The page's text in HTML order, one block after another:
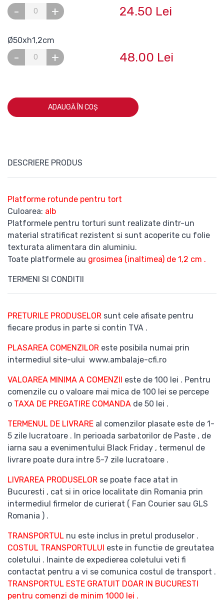
- + 24.50 Lei
Ø50xh1,2cm
- + 48.00 Lei
ADAUGĂ ÎN COȘ
DESCRIERE PRODUS
Platforme rotunde pentru tort
Culoarea: alb
Platformele pentru torturi sunt realizate dintr-un
material stratificat rezistent si sunt acoperite cu folie
texturata alimentara din aluminiu.
Toate platformele au grosimea (inaltimea) de 1,2 cm .
TERMENI SI CONDITII
PRETURILE PRODUSELOR sunt cele afisate pentru
fiecare produs in parte si contin TVA .
PLASAREA COMENZILOR este posibila numai prin
intermediul site-ului www.ambalaje-cfi.ro
VALOAREA MINIMA A COMENZII este de 100 lei . Pentru
comenzile cu o valoare mai mica de 100 lei se percepe
o TAXA DE PREGATIRE COMANDA de 50 lei .
TERMENUL DE LIVRARE al comenzilor plasate este de 1-
5 zile lucratoare . In perioada sarbatorilor de Paste , de
iarna sau a evenimentului Black Friday , termenul de
livrare poate dura intre 5-7 zile lucratoare .
LIVRAREA PRODUSELOR se poate face atat in
Bucuresti , cat si in orice localitate din Romania prin
intermediul firmelor de curierat ( Fan Courier sau GLS
Romania ) .
TRANSPORTUL nu este inclus in pretul produselor .
COSTUL TRANSPORTULUI este in functie de greutatea
coletului . Inainte de expedierea coletului veti fi
contactat pentru a vi se comunica costul de transport .
TRANSPORTUL ESTE GRATUIT DOAR IN BUCURESTI
pentru comenzi de minim 1000 lei .